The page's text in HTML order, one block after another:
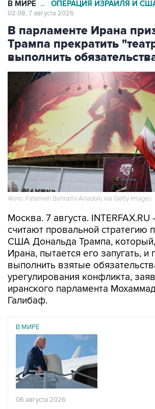
В парламенте Ирана
Трампа прекратить
выполнить
Фото: Fatemeh Bahrami/Anadolu via Getty Images
Москва. 7 августа. INTERFAX.RU
США Дональда Трампа,
Ирана, пытается его запугать,
выполнить взятые
урегулирования конфликта,
иранского парламента Мохаммад
Галибаф.
В МИРЕ
06 августа 2026
Трамп разозлился из-за утечки
истощении запасов боеприпасов